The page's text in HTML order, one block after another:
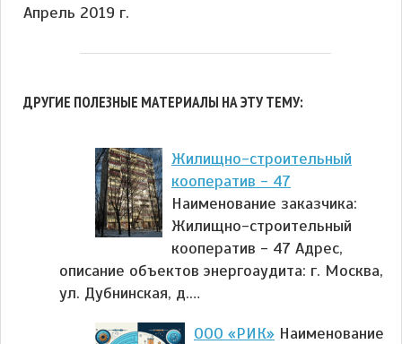
Апрель 2019 г.
ДРУГИЕ ПОЛЕЗНЫЕ МАТЕРИАЛЫ НА ЭТУ ТЕМУ:
Жилищно-строительный
кооператив - 47
Наименование заказчика:
Жилищно-строительный
кооператив - 47 Адрес,
описание объектов энергоаудита: г. Москва,
ул. Дубнинская, д.…
ООО «РИК» Наименование